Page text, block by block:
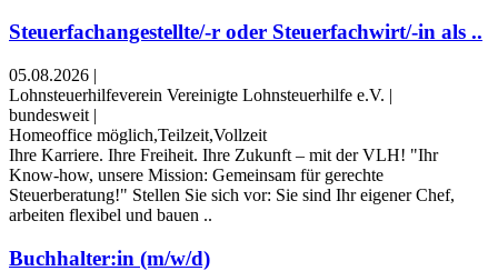
Steuerfachangestellte/-r oder Steuerfachwirt/-in als ..
05.08.2026 |
Lohnsteuerhilfeverein Vereinigte Lohnsteuerhilfe e.V. |
bundesweit |
Homeoffice möglich,Teilzeit,Vollzeit
Ihre Karriere. Ihre Freiheit. Ihre Zukunft – mit der VLH! "Ihr
Know-how, unsere Mission: Gemeinsam für gerechte
Steuerberatung!" Stellen Sie sich vor: Sie sind Ihr eigener Chef,
arbeiten flexibel und bauen ..
Buchhalter:in (m/w/d)